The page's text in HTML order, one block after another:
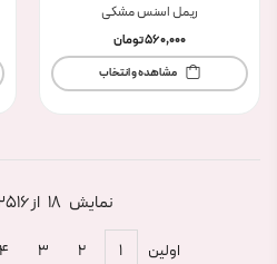
ریمل اسنس مشکی
560,000تومان
مشاهده و انتخاب
نمایش 18 از 2516 محصول
اولین ۱ ۲ ۳ ۴